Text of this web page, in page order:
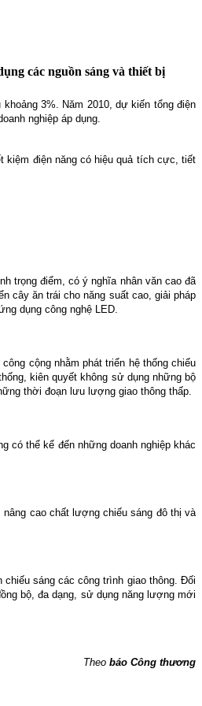
các nguồn sáng và thiết bị
3%. Năm 2010, dự kiến tổng điện
nghiệp áp dụng.
kiệm điện năng có hiệu quả tích cực, tiết
trọng điểm, có ý nghĩa nhân văn cao đã
cây ăn trái cho năng suất cao, giải pháp
dụng công nghệ LED.
cộng nhằm phát triển hệ thống chiếu
kiên quyết không sử dụng những bộ
thời đoạn lưu lượng giao thông thấp.
có thể kể đến những doanh nghiệp khác
cao chất lượng chiếu sáng đô thị và
sáng các công trình giao thông. Đối
bộ, đa dạng, sử dụng năng lượng mới
Theo báo Công thương